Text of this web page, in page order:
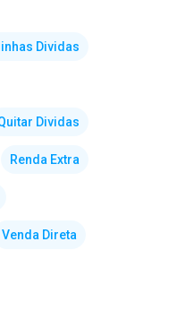
Dividas
Dividas
Renda Extra
Venda Direta